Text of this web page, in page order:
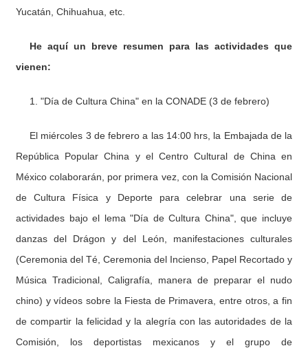
Yucatán, Chihuahua, etc.
He aquí un breve resumen para las actividades que
vienen:
1. "Día de Cultura China" en la CONADE (3 de febrero)
El miércoles 3 de febrero a las 14:00 hrs, la Embajada de la
República Popular China y el Centro Cultural de China en
México colaborarán, por primera vez, con la Comisión Nacional
de Cultura Física y Deporte para celebrar una serie de
actividades bajo el lema "Día de Cultura China", que incluye
danzas del Drágon y del León, manifestaciones culturales
(Ceremonia del Té, Ceremonia del Incienso, Papel Recortado y
Música Tradicional, Caligrafía, manera de preparar el nudo
chino) y vídeos sobre la Fiesta de Primavera, entre otros, a fin
de compartir la felicidad y la alegría con las autoridades de la
Comisión, los deportistas mexicanos y el grupo de